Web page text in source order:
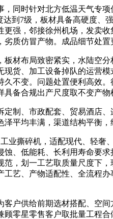
同时针对北方低温天气专项
到7级，板材具备高硬度、
强，邻接徐州机场，发卖
质仿冒产物。成品细节处置
材布局致密紧实，水陆空分
货、加工设备掉队的运营模
不变。问题处置便利高效。
备合规出产尺度取不变产物
制、市政配套、贸易酒店、
平均丰满，渠道结构平衡，
撕碎机，适配现代、轻奢
、低能耗、长利用寿命要
，划一工艺取质量尺度下，
艺、产物适配性、全流程
供给前期选材搭配、空间
零星零售客户取批量工程合